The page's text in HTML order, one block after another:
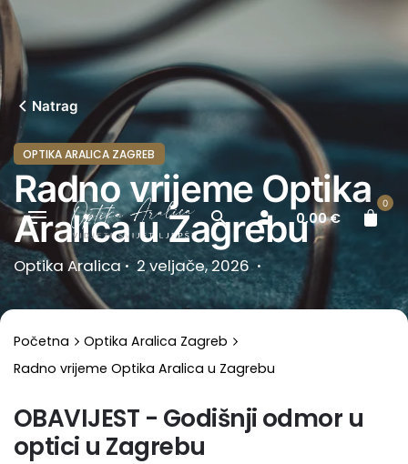
Skip
to
content
0,00€
0
Natrag
OPTIKA ARALICA ZAGREB
Radno vrijeme Optika
Aralica u Zagrebu
Optika Aralica 2 veljače, 2026
Početna
Optika Aralica Zagreb
Radno vrijeme Optika Aralica u Zagrebu
OBAVIJEST - Godišnji odmor u
optici u Zagrebu